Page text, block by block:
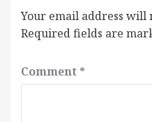
Your email address will
Required fields are
Comment *